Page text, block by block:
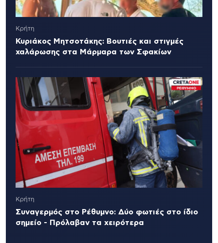
Κρήτη
Κυριάκος Μητσοτάκης: Βουτιές και στιγμές
χαλάρωσης στα Μάρμαρα των Σφακίων
Κρήτη
Συναγερμός στο Ρέθυμνο: Δύο φωτιές στο ίδιο
σημείο - Πρόλαβαν τα χειρότερα